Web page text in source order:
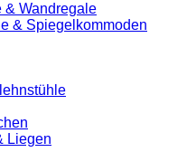
& Wandregale
& Spiegelkommoden
Liegen